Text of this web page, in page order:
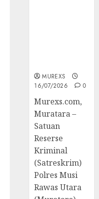
MUREXS
16/07/2026
0
Murexs.com,
Muratara –
Satuan
Reserse
Kriminal
(Satreskrim)
Polres Musi
Rawas Utara